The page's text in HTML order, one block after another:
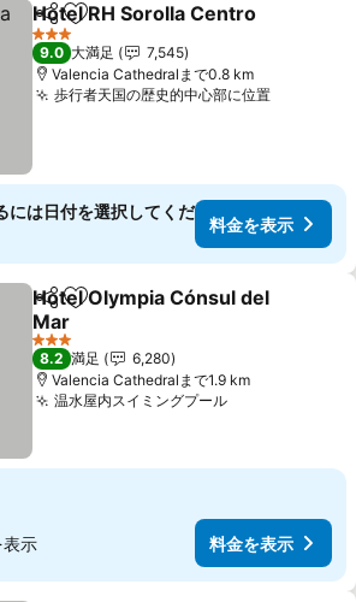
シェアお気に入りに追加
Hotel RH Sorolla Centro
3 ホテルのランク
9.0 大満足
7,545
Valencia Cathedralまで0.8 km
歩行者天国の歴史的中心部に位置
には日付を選択してくだ
料金を表示
シェアお気に入りに追加
Hotel Olympia Cónsul del
Mar
3 ホテルのランク
8.2 満足
6,280
Valencia Cathedralまで1.9 km
温水屋内スイミングプール
示 料金を表示